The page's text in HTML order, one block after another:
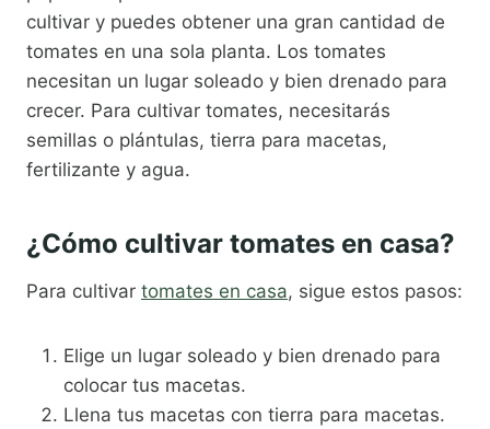
cultivar y puedes obtener una gran cantidad de
tomates en una sola planta. Los tomates
necesitan un lugar soleado y bien drenado para
crecer. Para cultivar tomates, necesitarás
semillas o plántulas, tierra para macetas,
fertilizante y agua.
¿Cómo cultivar tomates en casa?
Para cultivar tomates en casa, sigue estos pasos:
Elige un lugar soleado y bien drenado para
colocar tus macetas.
Llena tus macetas con tierra para macetas.